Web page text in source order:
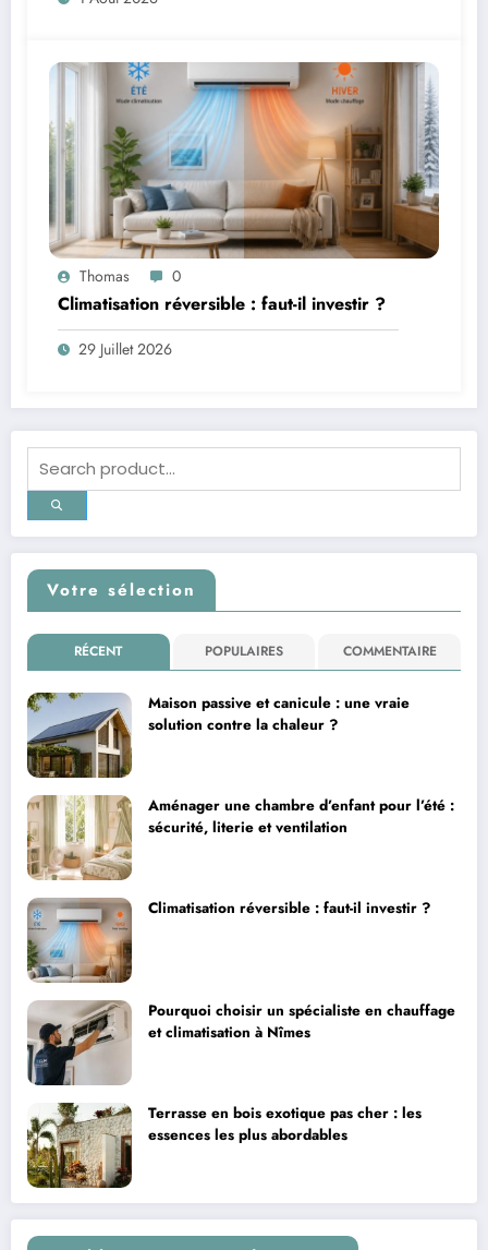
Thomas 0
Climatisation réversible : faut-il investir ?
29 Juillet 2026
Votre sélection
RÉCENT POPULAIRES COMMENTAIRE
Maison passive et canicule : une vraie
solution contre la chaleur ?
Aménager une chambre d’enfant pour l’été :
sécurité, literie et ventilation
Climatisation réversible : faut-il investir ?
Pourquoi choisir un spécialiste en chauffage
et climatisation à Nîmes
Terrasse en bois exotique pas cher : les
essences les plus abordables